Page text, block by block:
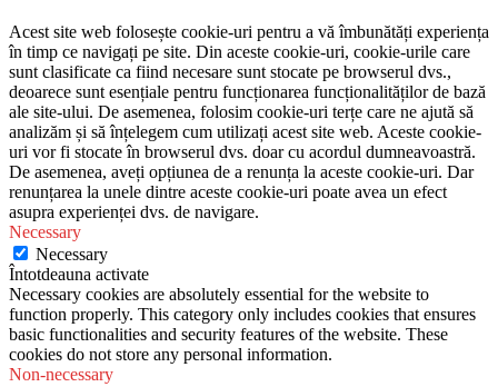
Acest site web folosește cookie-uri pentru a vă îmbunătăți experiența
în timp ce navigați pe site. Din aceste cookie-uri, cookie-urile care
sunt clasificate ca fiind necesare sunt stocate pe browserul dvs.,
deoarece sunt esențiale pentru funcționarea funcționalităților de bază
ale site-ului. De asemenea, folosim cookie-uri terțe care ne ajută să
analizăm și să înțelegem cum utilizați acest site web. Aceste cookie-
uri vor fi stocate în browserul dvs. doar cu acordul dumneavoastră.
De asemenea, aveți opțiunea de a renunța la aceste cookie-uri. Dar
renunțarea la unele dintre aceste cookie-uri poate avea un efect
asupra experienței dvs. de navigare.
Necessary
Necessary
Întotdeauna activate
Necessary cookies are absolutely essential for the website to
function properly. This category only includes cookies that ensures
basic functionalities and security features of the website. These
cookies do not store any personal information.
Non-necessary